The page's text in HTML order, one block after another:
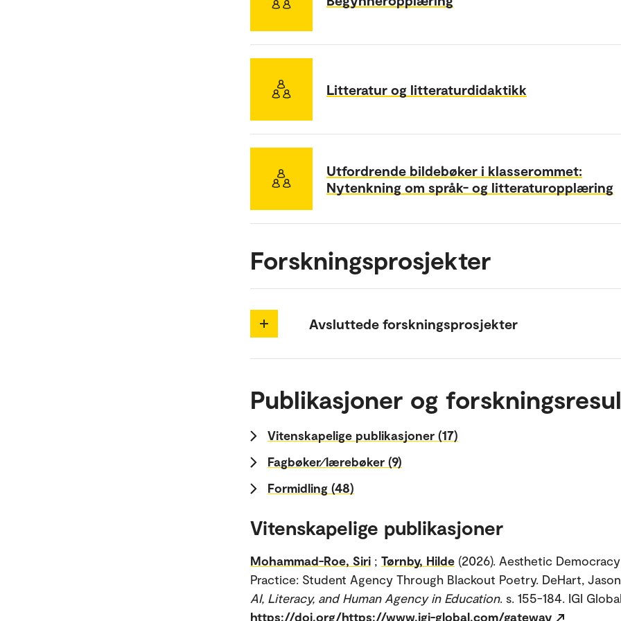
Litteratur og litteraturdidaktikk
Utfordrende bildebøker i klasserommet:
Nytenkning om språk- og litteraturopplæring
Forskningsprosjekter
Avsluttede forskningsprosjekter
Publikasjoner og
Vitenskapelige publikasjoner (17)
Fagbøker⁄lærebøker (9)
Formidling (48)
Vitenskapelige publikasjoner
Mohammad-Roe, Siri ; Tørnby, Hilde (2026). Aesthetic
Practice: Student Agency Through Blackout Poetry. DeHart, Jason
AI, Literacy, and Human Agency in Education. s. 155-184. IGI
https://doi.org/https://www.igi-global.com/gateway